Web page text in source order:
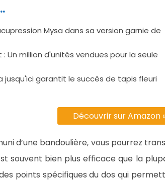
Mysa dans sa version garnie de
Un million d'unités vendues pour la seule
jusqu'ici garantit le succès de tapis fleuri
Découvrir sur Amazon
d’une bandoulière, vous pourrez
souvent bien plus efficace que la
points spécifiques du dos qui